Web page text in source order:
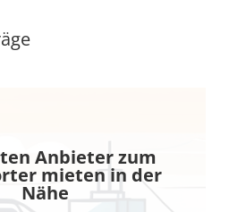
Anbieter zum
mieten in der
Nähe